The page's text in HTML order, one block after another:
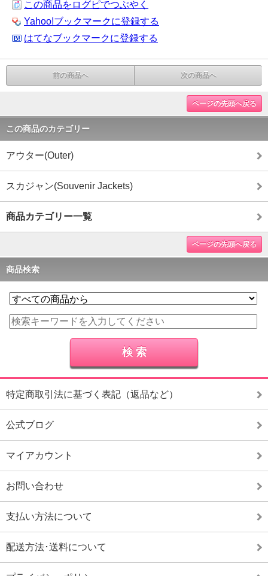
この商品をログピでつぶやく
Yahoo!ブックマークに登録する
はてなブックマークに登録する
前の商品へ 次の商品へ
ページの先頭へ戻る
この商品のカテゴリー
アウター(Outer)
スカジャン(Souvenir Jackets)
商品カテゴリー一覧
ページの先頭へ戻る
商品検索
特定商取引法に基づく表記（返品など）
公式ブログ
マイアカウント
お問い合わせ
支払い方法について
配送方法･送料について